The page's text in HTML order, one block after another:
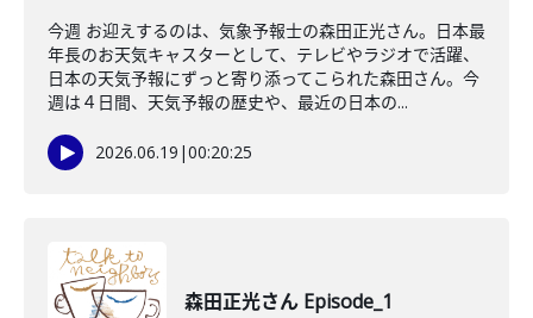
今週 お迎えするのは、気象予報士の森田正光さん。日本最
年長のお天気キャスターとして、テレビやラジオで活躍、
日本の天気予報にずっと寄り添ってこられた森田さん。今
週は４日間、天気予報の歴史や、最近の日本の...
2026.06.19 |00:20:25
森田正光さん Episode_1